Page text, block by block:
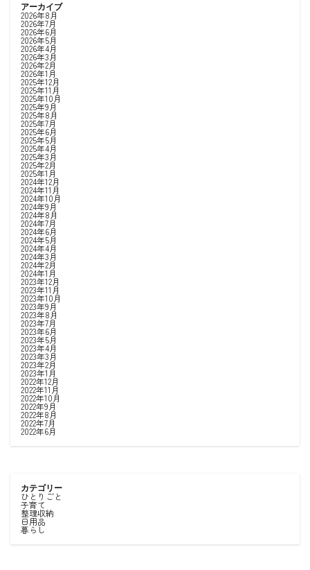
アーカイブ
2026年8月
2026年7月
2026年6月
2026年5月
2026年4月
2026年3月
2026年2月
2026年1月
2025年12月
2025年11月
2025年10月
2025年9月
2025年8月
2025年7月
2025年6月
2025年5月
2025年4月
2025年3月
2025年2月
2025年1月
2024年12月
2024年11月
2024年10月
2024年9月
2024年8月
2024年7月
2024年6月
2024年5月
2024年4月
2024年3月
2024年2月
2024年1月
2023年12月
2023年11月
2023年10月
2023年9月
2023年8月
2023年7月
2023年6月
2023年5月
2023年4月
2023年3月
2023年2月
2023年1月
2022年12月
2022年11月
2022年10月
2022年9月
2022年8月
2022年7月
2022年6月
カテゴリー
ひとりごと
子育て
整理収納
日用品
暮らし